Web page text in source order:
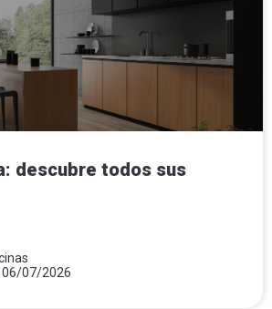
descubre todos sus
06/07/2026